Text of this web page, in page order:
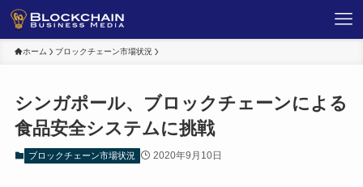
ホーム ブロックチェーン市場状況
シンガポール、ブロックチェーンによる
食品安全システムに挑戦
ブロックチェーン市場状況 2020年9月10日